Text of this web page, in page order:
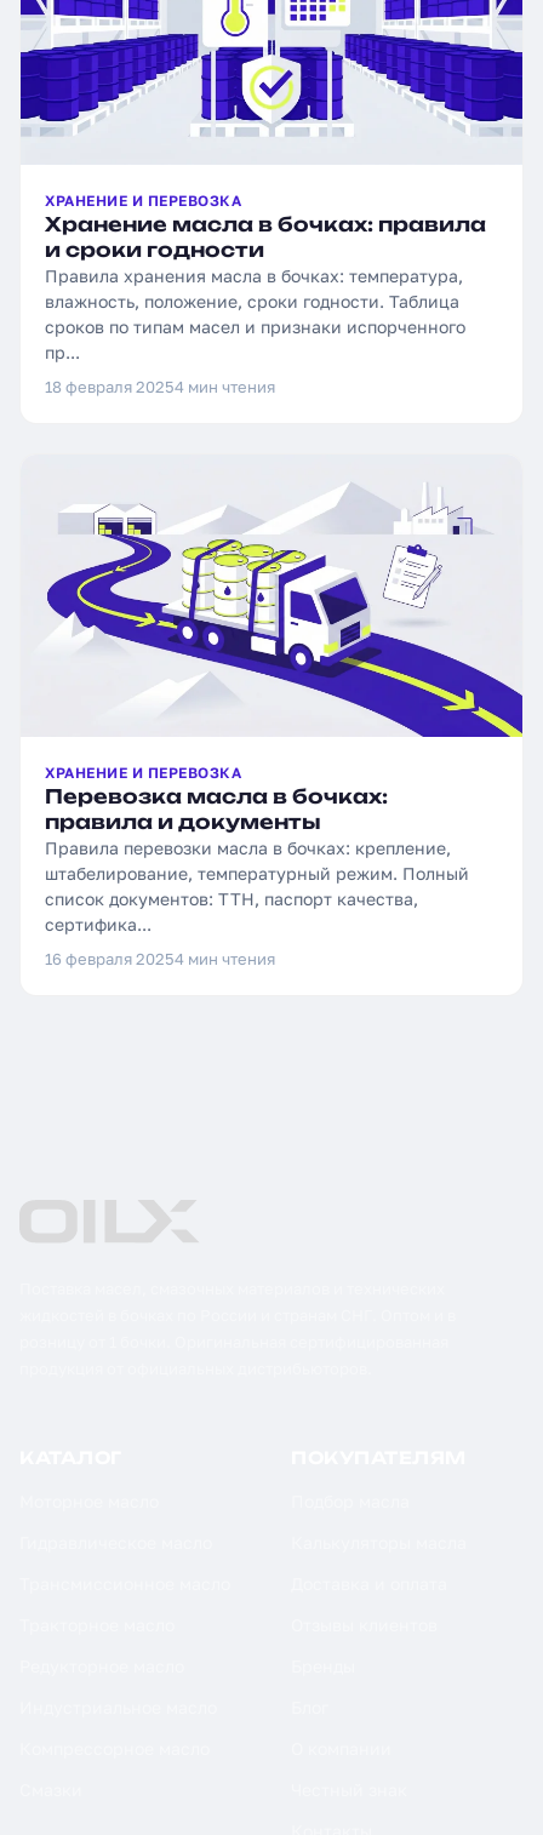
ХРАНЕНИЕ И ПЕРЕВОЗКА
Хранение масла в бочках: правила
и сроки годности
Правила хранения масла в бочках: температура,
влажность, положение, сроки годности. Таблица
сроков по типам масел и признаки испорченного
пр...
18 февраля 20254 мин чтения
ХРАНЕНИЕ И ПЕРЕВОЗКА
Перевозка масла в бочках:
правила и документы
Правила перевозки масла в бочках: крепление,
штабелирование, температурный режим. Полный
список документов: ТТН, паспорт качества,
сертифика...
16 февраля 20254 мин чтения